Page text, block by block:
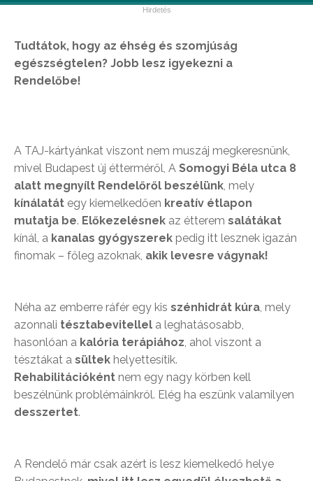
Tudtátok, hogy az éhség és szomjúság
egészségtelen? Jobb lesz igyekezni a
Rendelőbe!
A TAJ-kártyánkat viszont nem muszáj megkeresnünk,
mivel Budapest új étterméről, A Somogyi Béla utca 8
alatt megnyílt Rendelőről beszélünk, mely
kínálatát egy kiemelkedően kreatív étlapon
mutatja be. Előkezelésnek az étterem salátákat
kínál, a kanalas gyógyszerek pedig itt lesznek igazán
finomak – főleg azoknak, akik levesre vágynak!
Néha az emberre ráfér egy kis szénhidrát kúra, mely
azonnali tésztabevitellel a leghatásosabb,
hasonlóan a kalória terápiához, ahol viszont a
tésztákat a sültek helyettesítik.
Rehabilitációként nem egy nagy körben kell
beszélnünk problémáinkról. Elég ha eszünk valamilyen
desszertet.
A Rendelő már csak azért is lesz kiemelkedő helye